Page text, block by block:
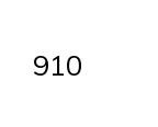
910